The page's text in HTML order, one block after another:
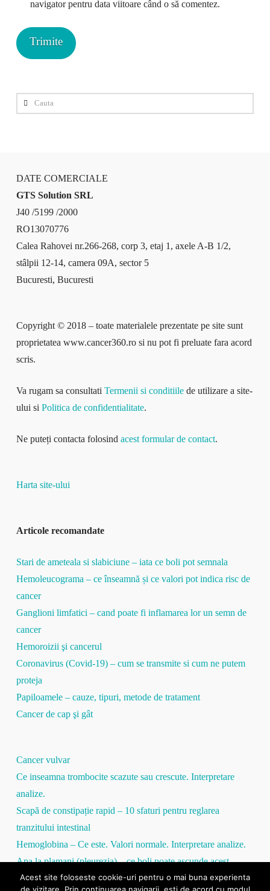
navigator pentru data viitoare când o să comentez.
Cauta
DATE COMERCIALE
GTS Solution SRL
J40 /5199 /2000
RO13070776
Calea Rahovei nr.266-268, corp 3, etaj 1, axele A-B 1/2,
stâlpii 12-14, camera 09A, sector 5
Bucuresti, Bucuresti
Copyright © 2018 – toate materialele prezentate pe site sunt
proprietatea www.cancer360.ro si nu pot fi preluate fara acord
scris.
Va rugam sa consultati Termenii si conditiilede utilizare a site-
ului si Politica de confidentialitate.
Ne puteți contacta folosind acest formular de contact.
Harta site-ului
Articole recomandate
Stari de ameteala si slabiciune – iata ce boli pot semnala
Hemoleucograma – ce înseamnă și ce valori pot indica risc de
cancer
Ganglioni limfatici – cand poate fi inflamarea lor un semn de
cancer
Hemoroizii şi cancerul
Coronavirus (Covid-19) – cum se transmite si cum ne putem
proteja
Papiloamele – cauze, tipuri, metode de tratament
Cancer de cap şi gât
Cancer vulvar
Ce inseamna trombocite scazute sau crescute. Interpretare
analize.
Scapă de constipație rapid – 10 sfaturi pentru reglarea
tranzitului intestinal
Hemoglobina – Ce este. Valori normale. Interpretare analize.
Apa la plamani (pleurezia) – ce boli poate ascunde acest
simptom
Acest site foloseste cookie-uri pentru o mai buna experienta